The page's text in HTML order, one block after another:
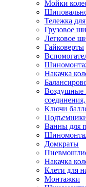
Мойки
Тележка
Грузовое
Легковое
Гайковерты
Накачка
Воздушные
Ключи
Ванны для
Домкраты
Накачка
Клети для
Монтажки